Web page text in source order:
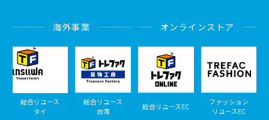
海外事業
総合リユース
タイ
総合リユース
台湾
オンラインストア
総合リユースEC
ファッション
リユースEC